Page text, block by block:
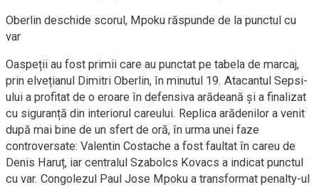
Oberlin deschide scorul, Mpoku răspunde de la punctul cu
var
Oaspeții au fost primii care au punctat pe tabela de marcaj,
prin elvețianul Dimitri Oberlin, în minutul 19. Atacantul Sepsi-
ului a profitat de o eroare în defensiva arădeană și a finalizat
cu siguranță din interiorul careului. Replica arădenilor a venit
după mai bine de un sfert de oră, în urma unei faze
controversate: Valentin Costache a fost faultat în careu de
Denis Haruț, iar centralul Szabolcs Kovacs a indicat punctul
cu var. Congolezul Paul Jose Mpoku a transformat penalty-ul